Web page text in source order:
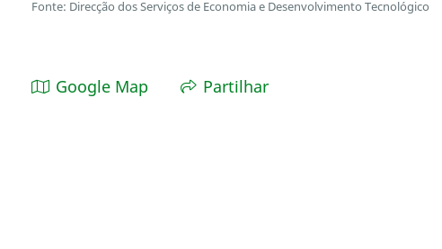
Fonte: Direcção dos Serviços de Economia e Desenvolvimento Tecnológico
Google Map Partilhar